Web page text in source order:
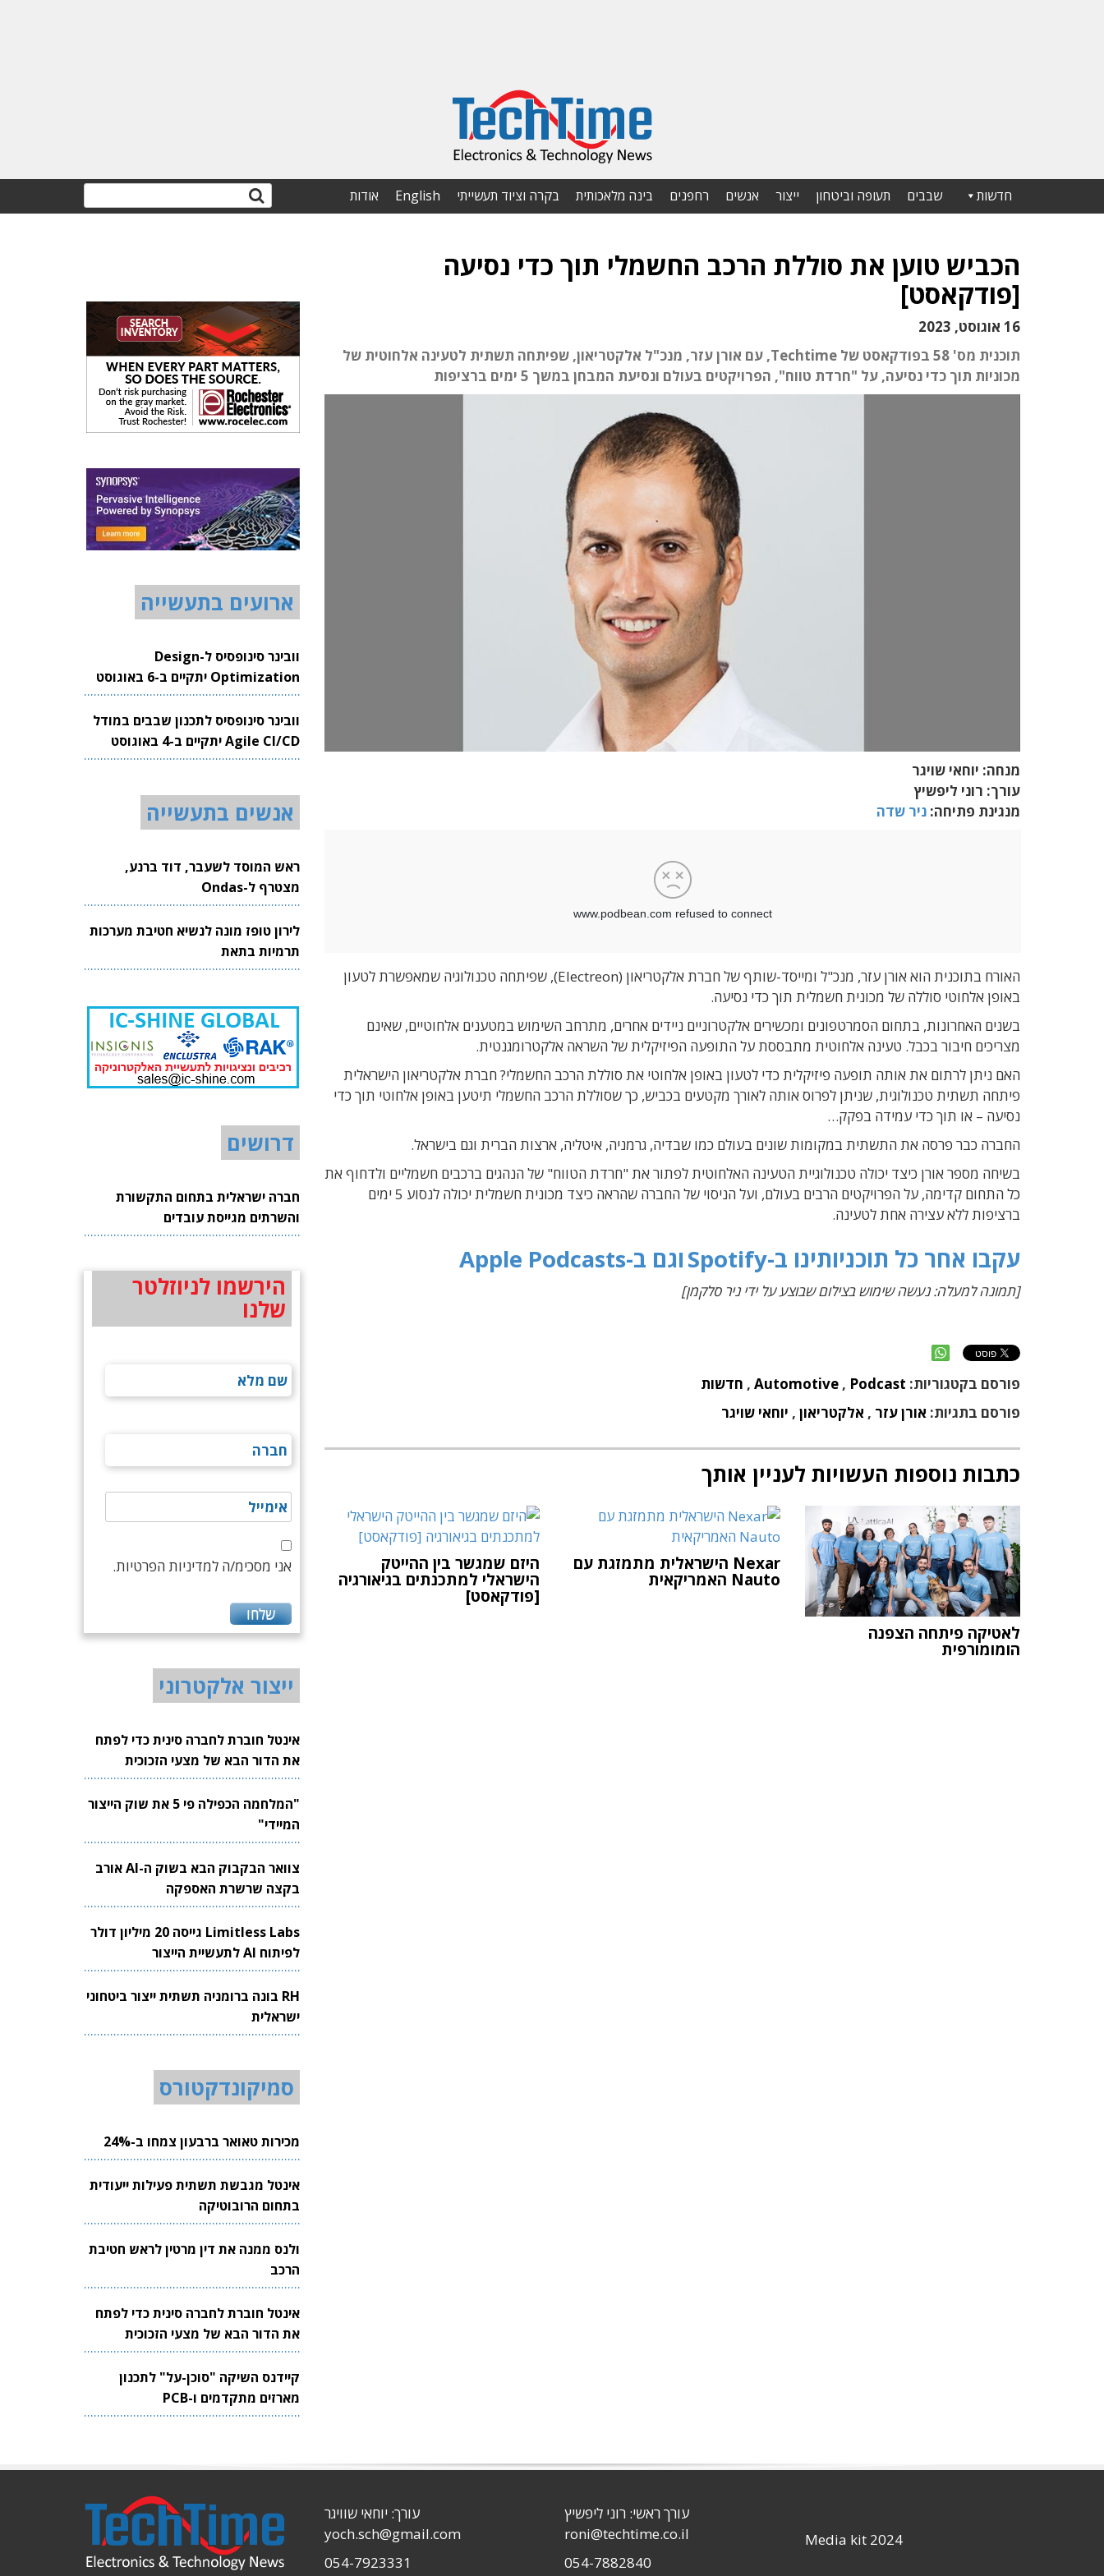
חדשות שבבים תעופה וביטחון ייצור אנשים רחפנים בינה מלאכותית בקרה וציוד תעשייתי English אודות
הכביש טוען את סוללת הרכב החשמלי תוך כדי נסיעה
[פודקאסט]
16 אוגוסט, 2023
תוכנית מס' 58 בפודקאסט של Techtime, עם אורן עזר, מנכ"ל אלקטריאון, שפיתחה תשתית לטעינה אלחוטית של
מכוניות תוך כדי נסיעה, על "חרדת טווח", הפרויקטים בעולם ונסיעת המבחן במשך 5 ימים ברציפות
מנחה: יוחאי שויגר
עורך: רוני ליפשיץ
מנגינת פתיחה: ניר שדה
האורח בתוכנית הוא אורן עזר, מנכ"ל ומייסד-שותף של חברת אלקטריאון (Electreon), שפיתחה טכנולוגיה שמאפשרת לטעון
באופן אלחוטי סוללה של מכונית חשמלית תוך כדי נסיעה.
בשנים האחרונות, בתחום הסמרטפונים ומכשירים אלקטרוניים ניידים אחרים, מתרחב השימוש במטענים אלחוטיים, שאינם
מצריכים חיבור בכבל. טעינה אלחוטית מתבססת על התופעה הפיזיקלית של השראה אלקטרומגנטית.
האם ניתן לרתום את אותה תופעה פיזיקלית כדי לטעון באופן אלחוטי את סוללת הרכב החשמלי? חברת אלקטריאון הישראלית
פיתחה תשתית טכנולוגית, שניתן לפרוס אותה לאורך מקטעים בכביש, כך שסוללת הרכב החשמלי תיטען באופן אלחוטי תוך כדי
נסיעה – או תוך כדי עמידה בפקק…
החברה כבר פרסה את התשתית במקומות שונים בעולם כמו שבדיה, גרמניה, איטליה, ארצות הברית וגם בישראל.
בשיחה מספר אורן כיצד יכולה טכנולוגיית הטעינה האלחוטית לפתור את "חרדת הטווח" של הנהגים ברכבים חשמליים ולדחוף את
כל התחום קדימה, על הפרויקטים הרבים בעולם, ועל הניסוי של החברה שהראה כיצד מכונית חשמלית יכולה לנסוע 5 ימים
ברציפות ללא עצירה אחת לטעינה.
עקבו אחר כל תוכניותינו ב-Spotify וגם ב-Apple Podcasts
[תמונה למעלה: נעשה שימוש בצילום שבוצע על ידי ניר סלקמן]
פורסם בקטגוריות: Automotive , Podcast
, חדשות
פורסם בתגיות: אורן עזר , אלקטריאון , יוחאי שויגר
כתבות נוספות העשויות לעניין אותך
לאטיקה פיתחה הצפנה
הומומורפית
Nexar הישראלית מתמזגת עם
Nauto האמריקאית
היזם שמגשר בין ההייטק
הישראלי למתכנתים בגיאורגיה
[פודקאסט]
ארועים בתעשייה
וובינר סינופסיס ל-Design
Optimization יתקיים ב-6 באוגוסט
2026
וובינר סינופסיס לתכנון שבבים במודל
Agile CI/CD יתקיים ב-4 באוגוסט
2026
אנשים בתעשייה
ראש המוסד לשעבר, דוד ברנע,
מצטרף ל-Ondas
לירון טופז מונה לנשיא חטיבת מערכות
תרמיות בתאת
דרושים
חברה ישראלית בתחום התקשורת
והשרתים מגייסת עובדים
הירשמו לניוזלטר
שלנו
אני מסכימ/ה למדיניות הפרטיות.
ייצור אלקטרוני
אינטל חוברת לחברה סינית כדי לפתח
את הדור הבא של מצעי הזכוכית
לשבבים
"המלחמה הכפילה פי 5 את שוק הייצור
המיידי"
צוואר הבקבוק הבא בשוק ה-AI אורב
בקצה שרשרת האספקה
Limitless Labs גייסה 20 מיליון דולר
לפיתוח AI לתעשיית הייצור
RH בונה ברומניה תשתית ייצור ביטחוני
ישראלית
סמיקונדקטורס
מכירות טאואר ברבעון צמחו ב-24%
אינטל מגבשת תשתית פעילות ייעודית
בתחום הרובוטיקה
ולנס ממנה את דין מרטין לראש חטיבת
הרכב
אינטל חוברת לחברה סינית כדי לפתח
את הדור הבא של מצעי הזכוכית
לשבבים
קיידנס השיקה "סוכן-על" לתכנון
מארזים מתקדמים ו-PCB
Media kit 2024
עורך ראשי: רוני ליפשיץ
roni@techtime.co.il
054-7882840
עורך: יוחאי שוויגר
yoch.sch@gmail.com
054-7923331